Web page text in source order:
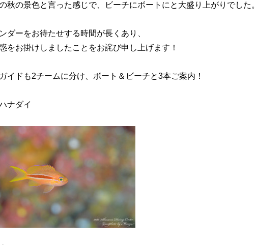
秋の景色と言った感じで、ビーチにボートにと大盛り上がりでした。
ダーをお待たせする時間が長くあり、
をお掛けしましたことをお詫び申し上げます！
イドも2チームに分け、ボート＆ビーチと3本ご案内！
ナダイ